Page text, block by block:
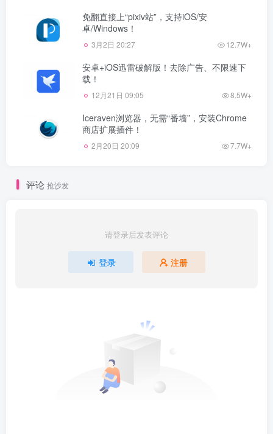
免翻直接上“pixiv站”，支持iOS/安
卓/Windows！
3月2日 20:27 12.7W+
安卓+iOS迅雷破解版！去除广告、不限速下
载！
12月21日 09:05 8.5W+
Iceraven浏览器，无需“番墙”，安装Chrome
商店扩展插件！
2月20日 20:09 7.7W+
评论 抢沙发
请登录后发表评论
登录 注册